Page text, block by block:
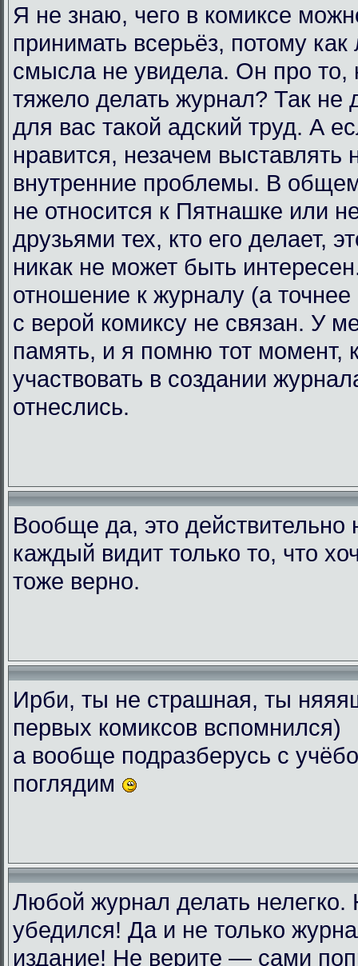
Я не знаю, чего в комиксе
принимать всерьёз, потому
смысла не увидела. Он про то,
тяжело делать журнал? Так не
для вас такой адский труд. А
нравится, незачем выставлять
внутренние проблемы. В
не относится к Пятнашке или
друзьями тех, кто его делает,
никак не может быть
отношение к журналу (а точнее
с верой комиксу не связан. У
память, и я помню тот момент,
участвовать в создании
отнеслись.
Вообще да, это действительно
каждый видит только то, что
тоже верно.
Ирби, ты не страшная, ты
первых комиксов вспомнился)
а вообще подразберусь с
поглядим
Любой журнал делать
убедился! Да и не только
издание! Не верите — сами